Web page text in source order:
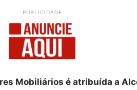
PUBLICIDADE
Mobiliários é atribuída a